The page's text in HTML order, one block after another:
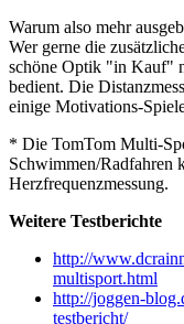
Warum also mehr
Wer gerne die
schöne Optik "in Kauf"
bedient. Die
einige Motivations-
* Die TomTom Multi-
Schwimmen/Radfahren
Herzfrequenzmessung.
Weitere Testberichte
http://
multisport.html
http://joggen-
testbericht/